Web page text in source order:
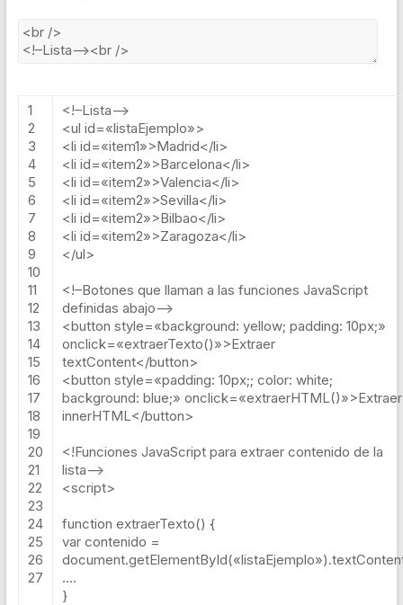
1
2
3
4
5
6
7
8
9
10
11
12
13
14
15
16
17
18
19
20
21
22
23
24
25
26
27
<!–Lista—
<ul id=«listaEjemplo»>
<li id=«item1»>Madrid</li>
<li id=«item2»>Barcelona</li>
<li id=«item2»>Valencia</li>
<li id=«item2»>Sevilla</li>
<li id=«item2»>Bilbao</li>
<li id=«item2»>Zaragoza</li>
</ul>
<!–Botones que llaman a las funciones JavaScript
definidas abajo—
<button style=«background: yellow; padding: 10px;»
onclick=«extraerTexto()»>Extraer
textContent</button>
<button style=«padding: 10px;; color: white;
background: blue;» onclick=«extraerHTML()»>Extraer
innerHTML</button>
<!Funciones JavaScript para extraer contenido de la
lista–>
<script>
function extraerTexto() {
var contenido =
….
}